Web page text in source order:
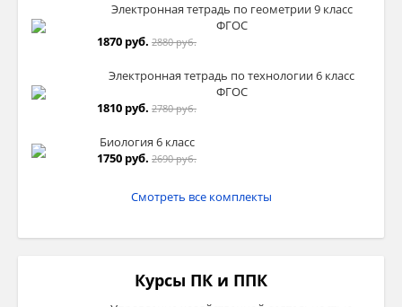
Электронная тетрадь по геометрии 9 класс
ФГОС
1870 руб. 2880 руб.
Электронная тетрадь по технологии 6 класс
ФГОС
1810 руб. 2780 руб.
Биология 6 класс
1750 руб. 2690 руб.
Смотреть все комплекты
Курсы ПК и ППК